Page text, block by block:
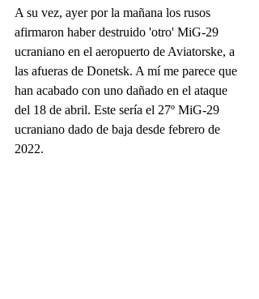
A su vez, ayer por la mañana los rusos
afirmaron haber destruido 'otro' MiG-29
ucraniano en el aeropuerto de Aviatorske, a
las afueras de Donetsk. A mí me parece que
han acabado con uno dañado en el ataque
del 18 de abril. Este sería el 27º MiG-29
ucraniano dado de baja desde febrero de
2022.